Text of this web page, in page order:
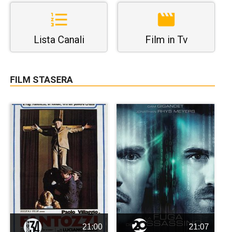
Lista Canali Film in Tv
FILM STASERA
21:00 21:07